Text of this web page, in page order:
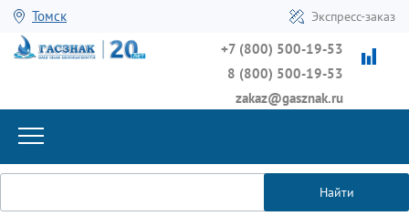
Томск Экспресс-заказ
+7 (800) 500-19-53
8 (800) 500-19-53
zakaz@gasznak.ru
Найти